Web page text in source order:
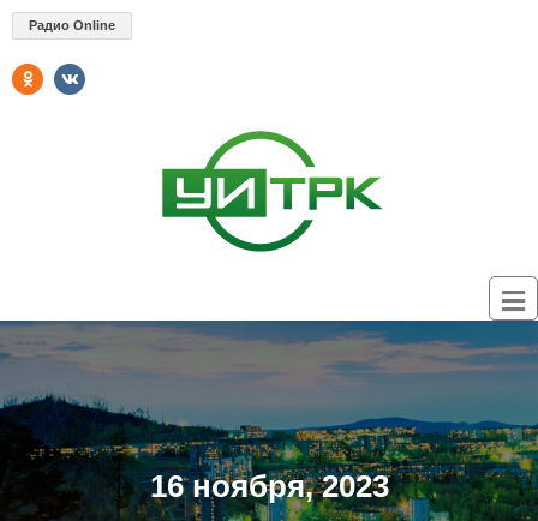
Радио Online
16 ноября, 2023